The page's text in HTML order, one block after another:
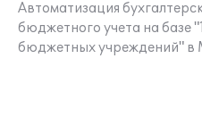
Автоматизация
бюджетного учета на базе
бюджетных учреждений"